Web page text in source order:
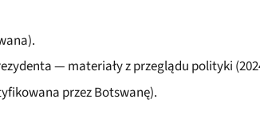
— materiały z przeglądu polityki
przez Botswanę).